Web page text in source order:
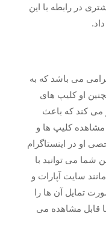
در رابطه با این
می باشد که به
او کلیپ های
می کند که باعث
کلیپ ها و
او در اینستاگرام
شما می توانید با
سایت آپارات و
تمایل آن ها را
ها قابل مشاهده می